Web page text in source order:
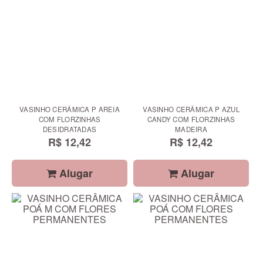
VASINHO CERÂMICA P AREIA
COM FLORZINHAS
DESIDRATADAS
R$ 12,42
Alugar
VASINHO CERÂMICA P AZUL
CANDY COM FLORZINHAS
MADEIRA
R$ 12,42
Alugar